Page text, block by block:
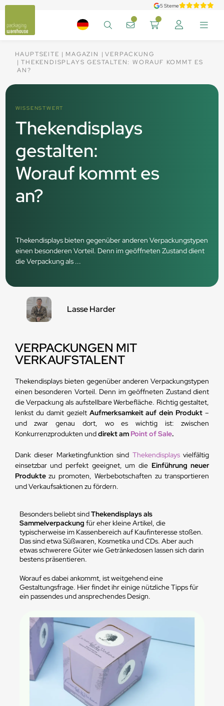
5 Sterne
HAUPTSEITE MAGAZIN
VERPACKUNG
THEKENDISPLAYS GESTALTEN: WORAUF KOMMT ES
AN?
WISSENSTWERT
Thekendisplays
gestalten:
Worauf kommt es
an?
Thekendisplays bieten gegenüber anderen Verpackungstypen
einen besonderen Vorteil. Denn im geöffneten Zustand dient
die Verpackung als ...
VERPACKUNGEN MIT
VERKAUFSTALENT
Thekendisplays bieten gegenüber anderen Verpackungstypen
einen besonderen Vorteil. Denn im geöffneten Zustand dient
die Verpackung als aufstellbare Werbefläche. Richtig gestaltet,
lenkst du damit gezielt Aufmerksamkeit auf dein Produkt –
und zwar genau dort, wo es wichtig ist: zwischen
Konkurrenzprodukten unddirekt am Point of Sale.
Dank dieser Marketingfunktion sind Thekendisplaysvielfältig
einsetzbar und perfekt geeignet, um die Einführung neuer
Produktezu promoten, Werbebotschaften zu transportieren
und Verkaufsaktionen zu fördern.
Besonders beliebt sindThekendisplays als
Sammelverpackung für eher kleine Artikel, die
typischerweise im Kassenbereich auf Kaufinteresse stoßen.
Das sind etwa Süßwaren, Kosmetika und CDs. Aber auch
etwas schwerere Güter wie Getränkedosen lassen sich darin
bestens präsentieren.
Worauf es dabei ankommt, ist weitgehend eine
Gestaltungsfrage. Hier findet ihr einige nützliche Tipps für
ein passendes und ansprechendes Design.
Lasse Harder